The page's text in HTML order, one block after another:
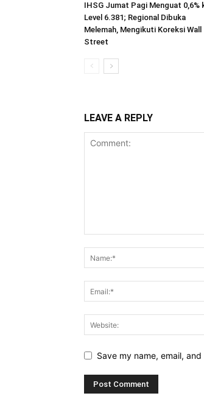
IHSG Jumat Pagi Menguat 0,6%
Level 6.381; Regional Dibuka
Melemah, Mengikuti Koreksi Wall
Street
LEAVE A REPLY
Save my name, email,